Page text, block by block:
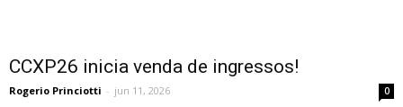
CCXP26 inicia venda de ingressos!
Rogerio Princiotti - jun 11, 2026 0